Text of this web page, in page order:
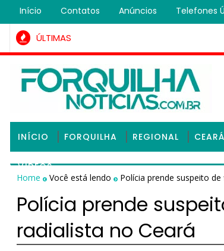
Início Contatos Anúncios Telefones
ÚLTIMAS
INÍCIO FORQUILHA REGIONAL CEARÁ
VÍDEOS
Home Você está lendo Polícia prende suspeito
Polícia prende
radialista no Ceará